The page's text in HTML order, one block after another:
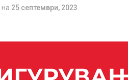
на 25 септември, 2023